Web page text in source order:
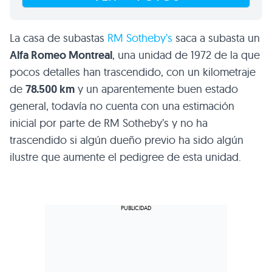
La casa de subastas RM Sotheby’s saca a subasta un
Alfa Romeo Montreal, una unidad de 1972 de la que
pocos detalles han trascendido, con un kilometraje
de 78.500 km y un aparentemente buen estado
general, todavía no cuenta con una estimación
inicial por parte de RM Sotheby’s y no ha
trascendido si algún dueño previo ha sido algún
ilustre que aumente el pedigree de esta unidad.